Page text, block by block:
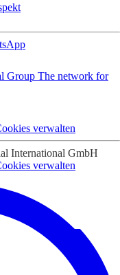
App
Group The network for
verwalten
International GmbH
verwalten